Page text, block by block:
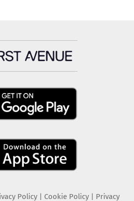
Policy| Cookie Policy| Privacy